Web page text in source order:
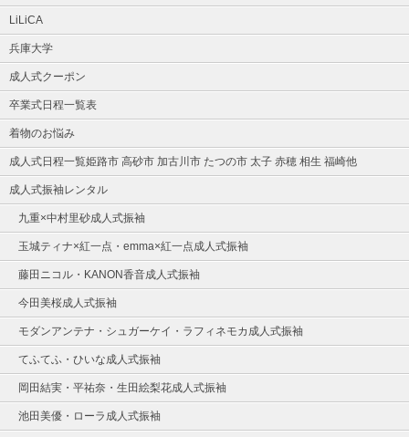
LiLiCA
兵庫大学
成人式クーポン
卒業式日程一覧表
着物のお悩み
成人式日程一覧姫路市 高砂市 加古川市 たつの市 太子 赤穂 相生 福崎他
成人式振袖レンタル
九重×中村里砂成人式振袖
玉城ティナ×紅一点・emma×紅一点成人式振袖
藤田ニコル・KANON香音成人式振袖
今田美桜成人式振袖
モダンアンテナ・シュガーケイ・ラフィネモカ成人式振袖
てふてふ・ひいな成人式振袖
岡田結実・平祐奈・生田絵梨花成人式振袖
池田美優・ローラ成人式振袖